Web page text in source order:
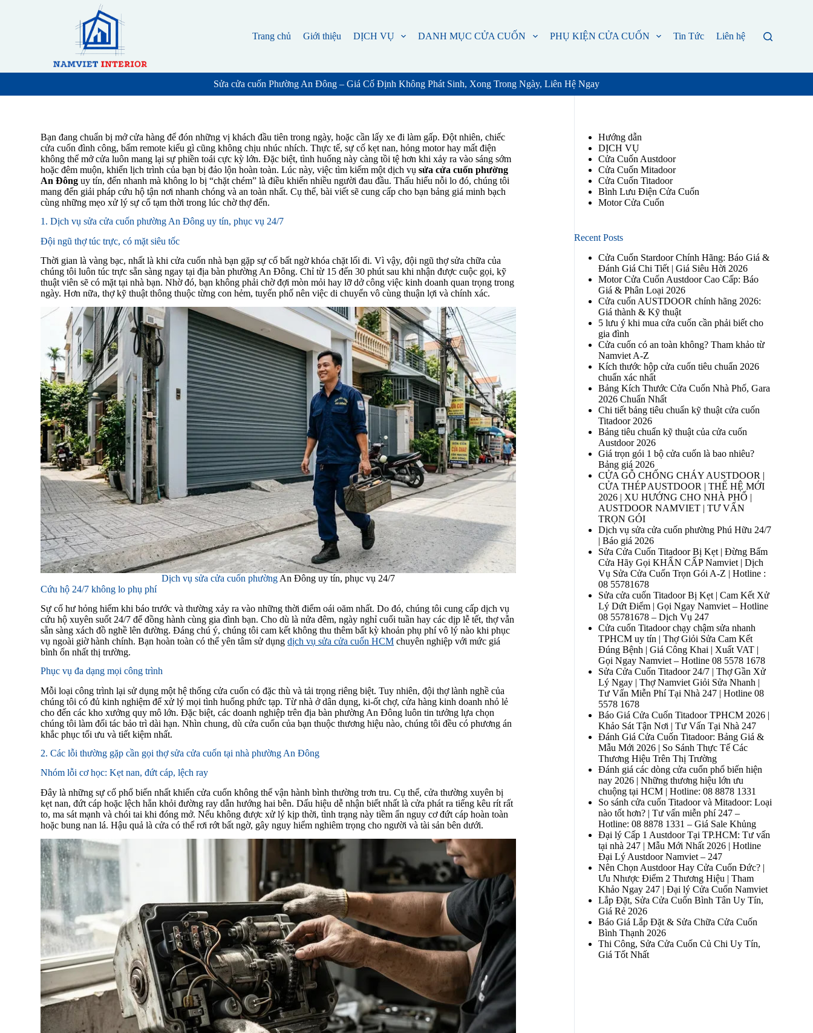
n
Trang chủ Giới thiệu DỊCH VỤ DANH MỤC CỬA CUỐN PHỤ KIỆN CỬA CUỐN Tin Tức Liên hệ
Sửa cửa cuốn Phường An Đông – Giá Cố Định Không Phát Sinh, Xong Trong Ngày, Liên Hệ Ngay
Bạn đang chuẩn bị mở cửa hàng để đón những vị khách đầu tiên trong ngày, hoặc cần lấy xe đi làm gấp. Đột nhiên, chiếc
cửa cuốn đình công, bấm remote kiểu gì cũng không chịu nhúc nhích. Thực tế, sự cố kẹt nan, hỏng motor hay mất điện
không thể mở cửa luôn mang lại sự phiền toái cực kỳ lớn. Đặc biệt, tình huống này càng tồi tệ hơn khi xảy ra vào sáng sớm
hoặc đêm muộn, khiến lịch trình của bạn bị đảo lộn hoàn toàn. Lúc này, việc tìm kiếm một dịch vụsửa cửa cuốn phường
An Đông uy tín, đến nhanh mà không lo bị “chặt chém” là điều khiến nhiều người đau đầu. Thấu hiểu nỗi lo đó, chúng tôi
mang đến giải pháp cứu hộ tận nơi nhanh chóng và an toàn nhất. Cụ thể, bài viết sẽ cung cấp cho bạn bảng giá minh bạch
cùng những mẹo xử lý sự cố tạm thời trong lúc chờ thợ đến.
1. Dịch vụ sửa cửa cuốn phường An Đông uy tín, phục vụ 24/7
Đội ngũ thợ túc trực, có mặt siêu tốc
Thời gian là vàng bạc, nhất là khi cửa cuốn nhà bạn gặp sự cố bất ngờ khóa chặt lối đi. Vì vậy, đội ngũ thợ sửa chữa của
chúng tôi luôn túc trực sẵn sàng ngay tại địa bàn phường An Đông. Chỉ từ 15 đến 30 phút sau khi nhận được cuộc gọi, kỹ
thuật viên sẽ có mặt tại nhà bạn. Nhờ đó, bạn không phải chờ đợi mòn mỏi hay lỡ dở công việc kinh doanh quan trọng trong
ngày. Hơn nữa, thợ kỹ thuật thông thuộc từng con hẻm, tuyến phố nên việc di chuyển vô cùng thuận lợi và chính xác.
Dịch vụ sửa cửa cuốn phường An Đông uy tín, phục vụ 24/7
Cứu hộ 24/7 không lo phụ phí
Sự cố hư hỏng hiếm khi báo trước và thường xảy ra vào những thời điểm oái oăm nhất. Do đó, chúng tôi cung cấp dịch vụ
cứu hộ xuyên suốt 24/7 để đồng hành cùng gia đình bạn. Cho dù là nửa đêm, ngày nghỉ cuối tuần hay các dịp lễ tết, thợ vẫn
sẵn sàng xách đồ nghề lên đường. Đáng chú ý, chúng tôi cam kết không thu thêm bất kỳ khoản phụ phí vô lý nào khi phục
vụ ngoài giờ hành chính. Bạn hoàn toàn có thể yên tâm sử dụngdịch vụ sửa cửa cuốn HCM chuyên nghiệp với mức giá
bình ổn nhất thị trường.
Phục vụ đa dạng mọi công trình
Mỗi loại công trình lại sử dụng một hệ thống cửa cuốn có đặc thù và tải trọng riêng biệt. Tuy nhiên, đội thợ lành nghề của
chúng tôi có đủ kinh nghiệm để xử lý mọi tình huống phức tạp. Từ nhà ở dân dụng, ki-ốt chợ, cửa hàng kinh doanh nhỏ lẻ
cho đến các kho xưởng quy mô lớn. Đặc biệt, các doanh nghiệp trên địa bàn phường An Đông luôn tin tưởng lựa chọn
chúng tôi làm đối tác bảo trì dài hạn. Nhìn chung, dù cửa cuốn của bạn thuộc thương hiệu nào, chúng tôi đều có phương án
khắc phục tối ưu và tiết kiệm nhất.
2. Các lỗi thường gặp cần gọi thợ sửa cửa cuốn tại nhà phường An Đông
Nhóm lỗi cơ học: Kẹt nan, đứt cáp, lệch ray
Đây là những sự cố phổ biến nhất khiến cửa cuốn không thể vận hành bình thường trơn tru. Cụ thể, cửa thường xuyên bị
kẹt nan, đứt cáp hoặc lệch hẳn khỏi đường ray dẫn hướng hai bên. Dấu hiệu dễ nhận biết nhất là cửa phát ra tiếng kêu rít rất
to, ma sát mạnh và chói tai khi đóng mở. Nếu không được xử lý kịp thời, tình trạng này tiềm ẩn nguy cơ đứt cáp hoàn toàn
hoặc bung nan lá. Hậu quả là cửa có thể rơi rớt bất ngờ, gây nguy hiểm nghiêm trọng cho người và tài sản bên dưới.
Hướng dẫn
DỊCH VỤ
Cửa Cuốn Austdoor
Cửa Cuốn Mitadoor
Cửa Cuốn Titadoor
Bình Lưu Điện Cửa Cuốn
Motor Cửa Cuốn
Recent Posts
Cửa Cuốn Stardoor Chính Hãng: Báo Giá &
Đánh Giá Chi Tiết | Giá Siêu Hời 2026
Motor Cửa Cuốn Austdoor Cao Cấp: Báo
Giá & Phân Loại 2026
Cửa cuốn AUSTDOOR chính hãng 2026:
Giá thành & Kỹ thuật
5 lưu ý khi mua cửa cuốn cần phải biết cho
gia đình
Cửa cuốn có an toàn không? Tham khảo từ
Namviet A-Z
Kích thước hộp cửa cuốn tiêu chuẩn 2026
chuẩn xác nhất
Bảng Kích Thước Cửa Cuốn Nhà Phố, Gara
2026 Chuẩn Nhất
Chi tiết bảng tiêu chuẩn kỹ thuật cửa cuốn
Titadoor 2026
Bảng tiêu chuẩn kỹ thuật của cửa cuốn
Austdoor 2026
Giá trọn gói 1 bộ cửa cuốn là bao nhiêu?
Bảng giá 2026
CỬA GỖ CHỐNG CHÁY AUSTDOOR |
CỬA THÉP AUSTDOOR | THẾ HỆ MỚI
2026 | XU HƯỚNG CHO NHÀ PHỐ |
AUSTDOOR NAMVIET | TƯ VẤN
TRỌN GÓI
Dịch vụ sửa cửa cuốn phường Phú Hữu 24/7
| Báo giá 2026
Sửa Cửa Cuốn Titadoor Bị Kẹt | Đừng Bấm
Cửa Hãy Gọi KHẨN CẤP Namviet | Dịch
Vụ Sửa Cửa Cuốn Trọn Gói A-Z | Hotline :
08 55781678
Sửa cửa cuốn Titadoor Bị Kẹt | Cam Kết Xử
Lý Dứt Điểm | Gọi Ngay Namviet – Hotline
08 55781678 – Dịch Vụ 247
Cửa cuốn Titadoor chạy chậm sửa nhanh
TPHCM uy tín | Thợ Giỏi Sửa Cam Kết
Đúng Bệnh | Giá Công Khai | Xuất VAT |
Gọi Ngay Namviet – Hotline 08 5578 1678
Sửa Cửa Cuốn Titadoor 24/7 | Thợ Gần Xử
Lý Ngay | Thợ Namviet Giỏi Sửa Nhanh |
Tư Vấn Miễn Phí Tại Nhà 247 | Hotline 08
5578 1678
Báo Giá Cửa Cuốn Titadoor TPHCM 2026 |
Khảo Sát Tận Nơi | Tư Vấn Tại Nhà 247
Đánh Giá Cửa Cuốn Titadoor: Bảng Giá &
Mẫu Mới 2026 | So Sánh Thực Tế Các
Thương Hiệu Trên Thị Trường
Đánh giá các dòng cửa cuốn phổ biến hiện
nay 2026 | Những thương hiệu lớn ưu
chuộng tại HCM | Hotline: 08 8878 1331
So sánh cửa cuốn Titadoor và Mitadoor: Loại
nào tốt hơn? | Tư vấn miễn phí 247 –
Hotline: 08 8878 1331 – Giá Sale Khủng
Đại lý Cấp 1 Austdoor Tại TP.HCM: Tư vấn
tại nhà 247 | Mẫu Mới Nhất 2026 | Hotline
Đại Lý Austdoor Namviet – 247
Nên Chọn Austdoor Hay Cửa Cuốn Đức? |
Ưu Nhược Điểm 2 Thương Hiệu | Tham
Khảo Ngay 247 | Đại lý Cửa Cuốn Namviet
Lắp Đặt, Sửa Cửa Cuốn Bình Tân Uy Tín,
Giá Rẻ 2026
Báo Giá Lắp Đặt & Sửa Chữa Cửa Cuốn
Bình Thạnh 2026
Thi Công, Sửa Cửa Cuốn Củ Chi Uy Tín,
Giá Tốt Nhất